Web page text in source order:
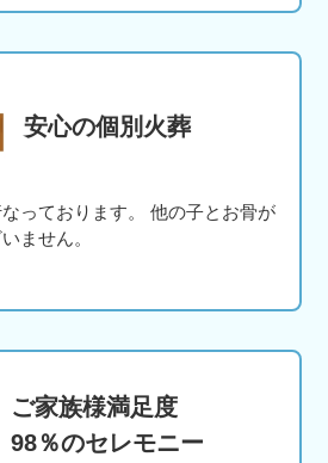
安心の個別火葬
っております。 他の子とお骨が
ません。
ご家族様満足度
98％のセレモニー